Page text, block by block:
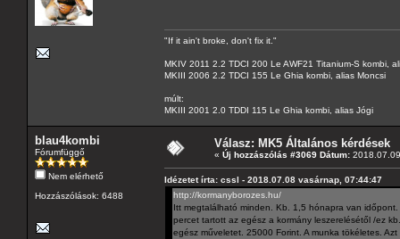
"If it ain't broke, don't fix it."
MKIV 2011 2.2 TDCI 200 Le AWF21 Titanium-S kombi,
MKIII 2006 2.2 TDCI 155 Le Ghia kombi, alias Moncsi
múlt:
MKIII 2001 2.0 TDDI 115 Le Ghia kombi, alias Jógi
blau4kombi
Fórumfüggő
Nem elérhető
Hozzászólások: 6488
Válasz: MK5 Általános kérdések
« Új hozzászólás #3069 Dátum:
Idézetet írta: cssl - 2018.07.08 vasárnap, 07:44:47
http://kormanyborozes.hu/
Itt megtalálható minden. Kb. 1,5 hónapra van
percet tartott az egész a kormány leszerelésétől /ez
egész műveletet. 25000 Forint. A munka tökéletes.